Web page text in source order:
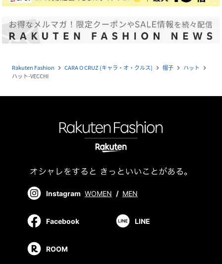
Rakuten Fashion navigate_next CARA O CRUZ (キャラ・オ・クルス) navigate_next 帽子 navigate_next ハット navigate_next
ハット-VECCHI
Instagram WOMEN / MEN
Facebook LINE
ROOM